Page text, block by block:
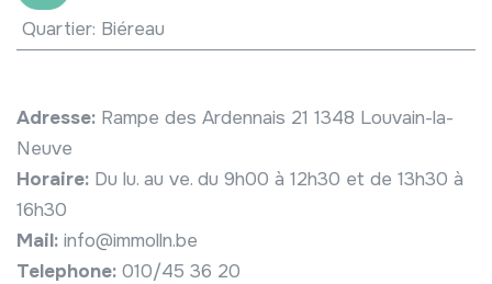
Quartier: Biéreau
Adresse: Rampe des Ardennais 21 1348 Louvain-la-
Neuve
Horaire: Du lu. au ve. du 9h00 à 12h30 et de 13h30 à
16h30
Mail: info@immolln.be
Telephone: 010/45 36 20